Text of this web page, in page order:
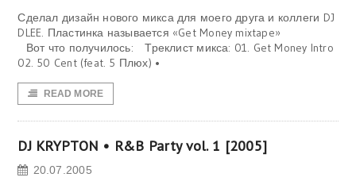
Сделал дизайн нового микса для моего друга и коллеги DJ
DLEE. Пластинка называется «Get Money mixtape»
Вот что получилось: Треклист микса: 01. Get Money Intro
02. 50 Cent (feat. 5 Плюх) •
READ MORE
DJ KRYPTON • R&B Party vol. 1 [2005]
20.07.2005